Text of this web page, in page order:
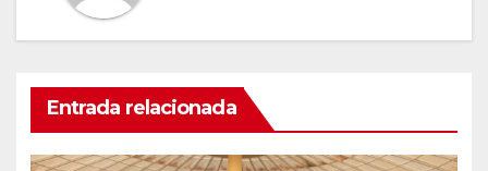
Entrada relacionada